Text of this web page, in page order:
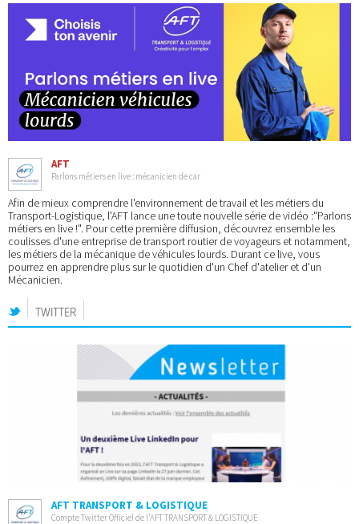
AFT
Parlons métiers en live : mécanicien de car
Afin de mieux comprendre l'environnement de travail et les métiers du
Transport-Logistique, l'AFT lance une toute nouvelle série de vidéo :"Parlons
métiers en live !". Pour cette première diffusion, découvrez ensemble les
coulisses d'une entreprise de transport routier de voyageurs et notamment,
les métiers de la mécanique de véhicules lourds. Durant ce live, vous
pourrez en apprendre plus sur le quotidien d'un Chef d'atelier et d'un
Mécanicien.
TWITTER
AFT TRANSPORT & LOGISTIQUE
Compte Twitter Officiel de l’AFT TRANSPORT & LOGISTIQUE